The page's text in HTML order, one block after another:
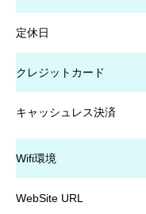
定休日
クレジットカード
キャッシュレス決済
Wifi環境
WebSite URL